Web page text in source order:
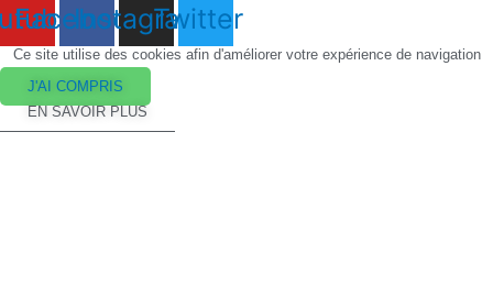
Facebook
Instagram
Twitter
Ce site utilise des cookies afin d'améliorer votre expérience de navigation
J'AI COMPRIS
EN SAVOIR PLUS